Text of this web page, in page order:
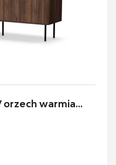
orzech warmia...